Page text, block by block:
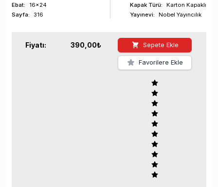
Ebat:
16x24
Sayfa: 316
Kapak Türü:
Karton Kapaklı
Yayınevi:
Nobel Yayıncılık
Fiyatı: 390,00₺ Sepete Ekle
Favorilere Ekle